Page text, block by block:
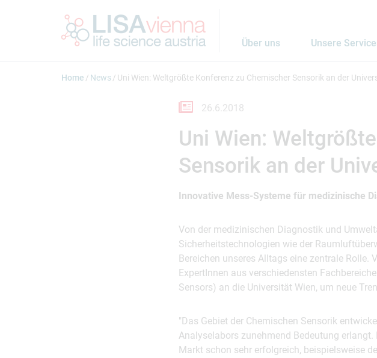
Über uns Unsere
Home News Uni Wien: Weltgrößte Konferenz zu Chemischer Sensorik an der
26.6.2018
Uni Wien:
Sensorik an der
Innovative Mess-Systeme für medizinische
Von der medizinischen Diagnostik und
Sicherheitstechnologien wie der
Bereichen unseres Alltags eine zentrale
ExpertInnen aus verschiedensten
Sensors) an die Universität Wien, um neue
"Das Gebiet der Chemischen Sensorik
Analyselabors zunehmend Bedeutung
Markt schon sehr erfolgreich, beispielsweise